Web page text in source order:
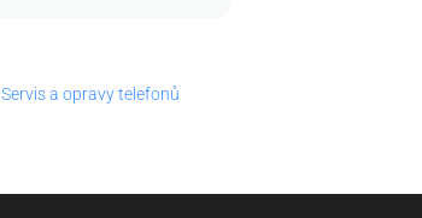
Servis a opravy telefonů